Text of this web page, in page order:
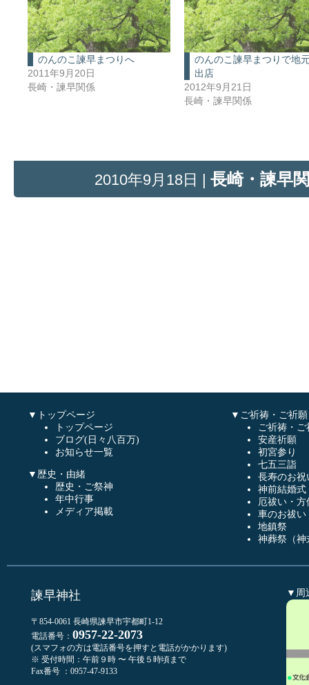
のんのこ諫早まつりへ
2011年9月20日
長崎・諫早関係
のんのこ諫早まつりで地
出店
2012年9月21日
長崎・諫早関係
2010年9月18日 | 長崎・諫早
▼トップページ
トップページ
ブログ(日々八百万)
お知らせ一覧
▼歴史・由緒
歴史・ご祭神
年中行事
メディア掲載
▼ご祈祷・ご祈願
ご祈祷・
安産祈願
初宮参り
七五三詣
長寿のお祝
神前結婚式
厄祓い・方
車のお祓い
地鎮祭
神葬祭（神
諫早神社
〒854-0061 長崎県諫早市宇都町1-12
電話番号： 0957-22-2073
(スマフォの方は電話番号を押すと電話がかかります)
※ 受付時間：午前９時 〜 午後５時頃まで
Fax番号 ：0957-47-9133
▼周